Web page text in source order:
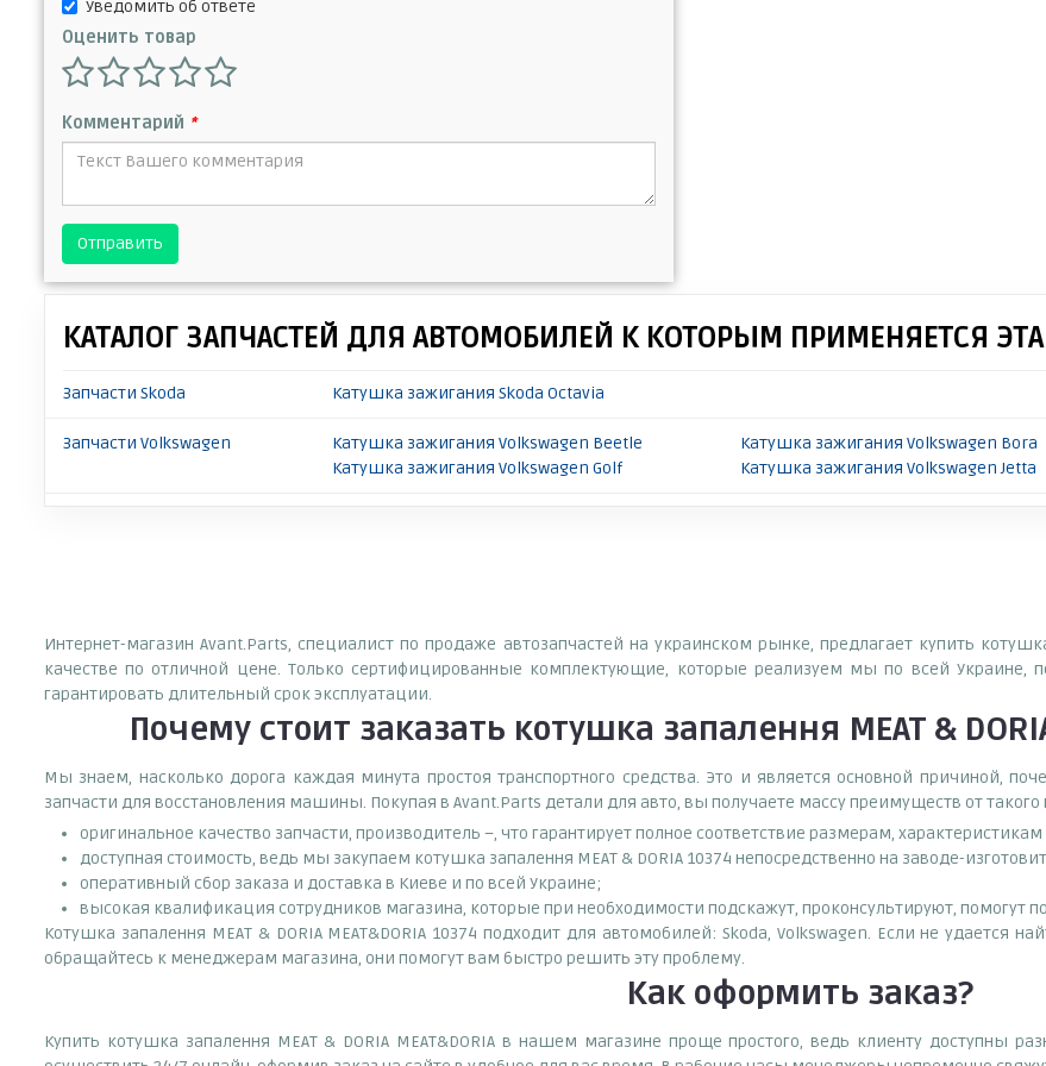
Уведомить об ответе
Оценить товар
Комментарий *
Отправить
КАТАЛОГ ЗАПЧАСТЕЙ ДЛЯ АВТОМОБИЛЕЙ К КОТОРЫМ ПРИМЕНЯЕТСЯ
Запчасти Skoda Катушка зажигания Skoda Octavia
Запчасти Volkswagen Катушка зажигания Volkswagen Beetle Катушка зажигания Volkswagen Bora
Катушка зажигания Volkswagen Golf
Катушка зажигания Volkswagen Jetta
Интернет-магазин Avant.Parts, специалист по продаже автозапчастей на украинском рынке, предлагает купить
качестве по отличной цене. Только сертифицированные комплектующие, которые реализуем мы по всей Украине,
гарантировать длительный срок эксплуатации.
Почему стоит заказать котушка запалення MEAT &
Мы знаем, насколько дорога каждая минута простоя транспортного средства. Это и является основной причиной,
запчасти для восстановления машины. Покупая в Avant.Parts детали для авто, вы получаете массу преимуществ от такого
оригинальное качество запчасти, производитель –, что гарантирует полное соответствие размерам,
доступная стоимость, ведь мы закупаем котушка запалення MEAT & DORIA 10374 непосредственно на заводе-
оперативный сбор заказа и доставка в Киеве и по всей Украине;
высокая квалификация сотрудников магазина, которые при необходимости подскажут, проконсультируют, помогут
Котушка запалення MEAT & DORIA MEAT&DORIA 10374 подходит для автомобилей: Skoda, Volkswagen. Если не удается
обращайтесь к менеджерам магазина, они помогут вам быстро решить эту проблему.
Как оформить заказ?
Купить котушка запалення MEAT & DORIA MEAT&DORIA в нашем магазине проще простого, ведь клиенту доступны